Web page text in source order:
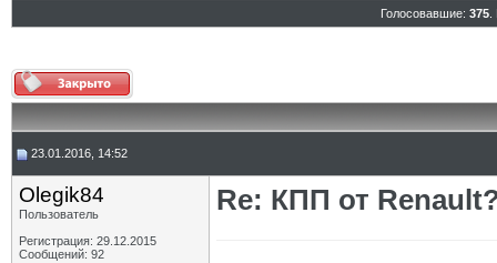
Голосовавшие: 375.
23.01.2016, 14:52
Olegik84
Пользователь
Регистрация: 29.12.2015
Сообщений: 92
Re: КПП от